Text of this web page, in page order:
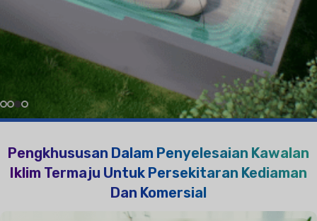
Lagi Mengenai Persekitaran Yang Lebih Baik
Lagi Mengenai Kami Dalam Video
Pengkhususan Dalam Penyelesaian Kawalan
Iklim Termaju Untuk Persekitaran Kediaman
Dan Komersial